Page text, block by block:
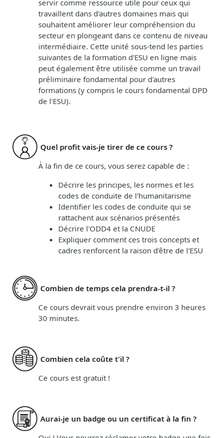
servir comme ressource utile pour ceux qui
travaillent dans d'autres domaines mais qui
souhaitent améliorer leur compréhension du
secteur en plongeant dans ce contenu de niveau
intermédiaire. Cette unité sous-tend les parties
suivantes de la formation d'ESU en ligne mais
peut également être utilisée comme un travail
préliminaire fondamental pour d'autres
formations (y compris le cours fondamental DPD
de l'ESU).
Quel profit vais-je tirer de ce cours ?
À la fin de ce cours, vous serez capable de :
Décrire les principes, les normes et les
codes de conduite de l'humanitarisme
Identifier les codes de conduite qui se
rattachent aux scénarios présentés
Décrire l'ODD4 et la CNUDE
Expliquer comment ces trois concepts et
cadres renforcent la raison d'être de l'ESU
Combien de temps cela prendra-t-il ?
Ce cours devrait vous prendre environ 3 heures
30 minutes.
Combien cela coûte t'il ?
Ce cours est gratuit !
Aurai-je un badge ou un certificat à la fin ?